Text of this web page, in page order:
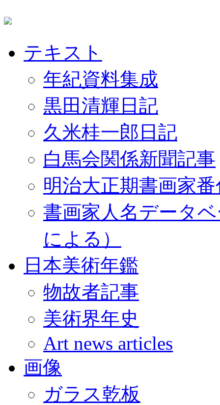
テキスト
年紀資料集成
黒田清輝日記
久米桂一郎日記
白馬会関係新聞記事
明治大正期書画家
書画家人名データ
による）
日本美術年鑑
物故者記事
美術界年史
Art news articles
画像
ガラス乾板